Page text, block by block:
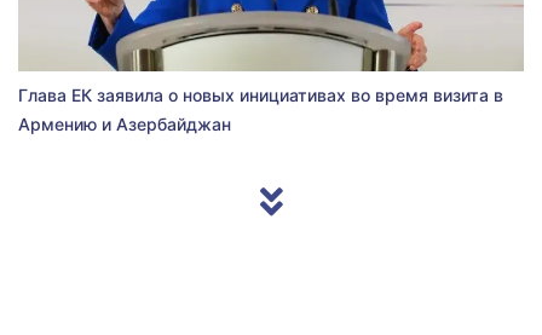
Глава ЕК заявила о новых инициативах во время визита в
Армению и Азербайджан